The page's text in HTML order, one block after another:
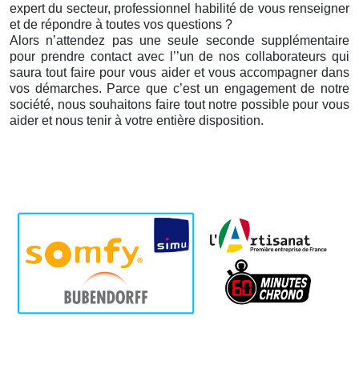
expert du secteur, professionnel habilité de vous renseigner
et de répondre à toutes vos questions ?
Alors n’attendez pas une seule seconde supplémentaire
pour prendre contact avec l’’un de nos collaborateurs qui
saura tout faire pour vous aider et vous accompagner dans
vos démarches. Parce que c’est un engagement de notre
société, nous souhaitons faire tout notre possible pour vous
aider et nous tenir à votre entière disposition.